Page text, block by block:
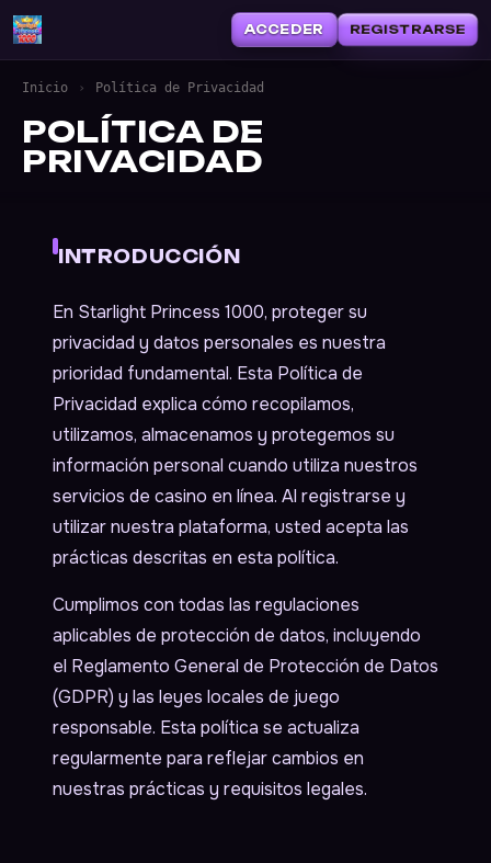
ACCEDER REGISTRARSE
Inicio › Política de Privacidad
POLÍTICA DE
PRIVACIDAD
INTRODUCCIÓN
En Starlight Princess 1000, proteger su
privacidad y datos personales es nuestra
prioridad fundamental. Esta Política de
Privacidad explica cómo recopilamos,
utilizamos, almacenamos y protegemos su
información personal cuando utiliza nuestros
servicios de casino en línea. Al registrarse y
utilizar nuestra plataforma, usted acepta las
prácticas descritas en esta política.
Cumplimos con todas las regulaciones
aplicables de protección de datos, incluyendo
el Reglamento General de Protección de Datos
(GDPR) y las leyes locales de juego
responsable. Esta política se actualiza
regularmente para reflejar cambios en
nuestras prácticas y requisitos legales.